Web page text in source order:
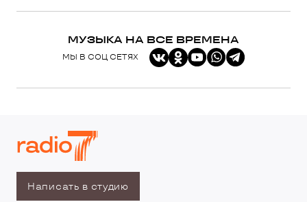
МУЗЫКА НА ВСЕ ВРЕМЕНА
МЫ В СОЦ СЕТЯХ
Написать в студию